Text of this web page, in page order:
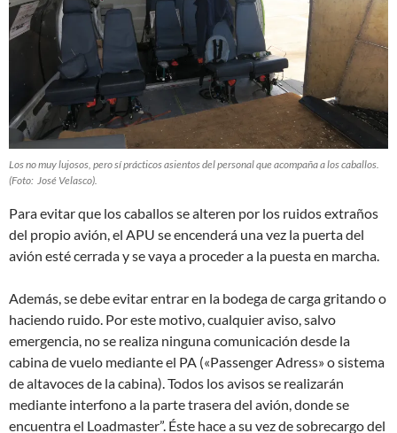
Los no muy lujosos, pero sí prácticos asientos del personal que acompaña a los caballos.
(Foto: José Velasco).
Para evitar que los caballos se alteren por los ruidos extraños
del propio avión, el APU se encenderá una vez la puerta del
avión esté cerrada y se vaya a proceder a la puesta en marcha.
Además, se debe evitar entrar en la bodega de carga gritando o
haciendo ruido. Por este motivo, cualquier aviso, salvo
emergencia, no se realiza ninguna comunicación desde la
cabina de vuelo mediante el PA («Passenger Adress» o sistema
de altavoces de la cabina). Todos los avisos se realizarán
mediante interfono a la parte trasera del avión, donde se
encuentra el Loadmaster”. Éste hace a su vez de sobrecargo del